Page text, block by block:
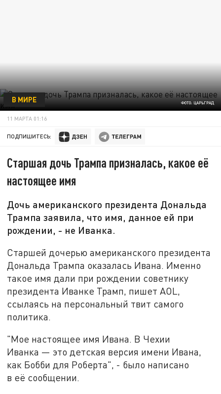
ФОТО: ЦАРЬГРАД
В МИРЕ
11 МАРТА 01:16
ПОДПИШИТЕСЬ:
Старшая дочь Трампа призналась, какое её
настоящее имя
Дочь американского президента Дональда
Трампа заявила, что имя, данное ей при
рождении, - не Иванка.
Старшей дочерью американского президента
Дональда Трампа оказалась Ивана. Именно
такое имя дали при рождении советнику
президента Иванке Трамп, пишет AOL,
ссылаясь на персональный твит самого
политика.
"Мое настоящее имя Ивана. В Чехии
Иванка — это детская версия имени Ивана,
как Бобби для Роберта", - было написано
в её сообщении.